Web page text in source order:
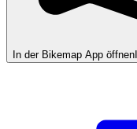
In der Bikemap App öffnen